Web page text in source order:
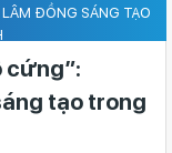
ĐỒNG SÁNG TẠO
cứng”:
tạo trong